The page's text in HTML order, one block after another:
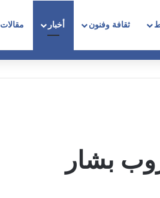
ثقافة وفنون أخبار مقالات
بشار